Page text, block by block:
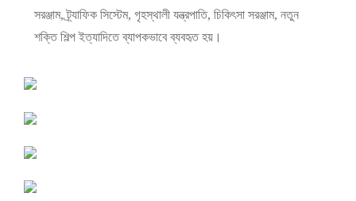
সরঞ্জাম, ট্র্যাফিক সিস্টেম, গৃহস্থালী যন্ত্রপাতি, চিকিৎসা সরঞ্জাম, নতুন
শক্তি শিল্প ইত্যাদিতে ব্যাপকভাবে ব্যবহৃত হয়।